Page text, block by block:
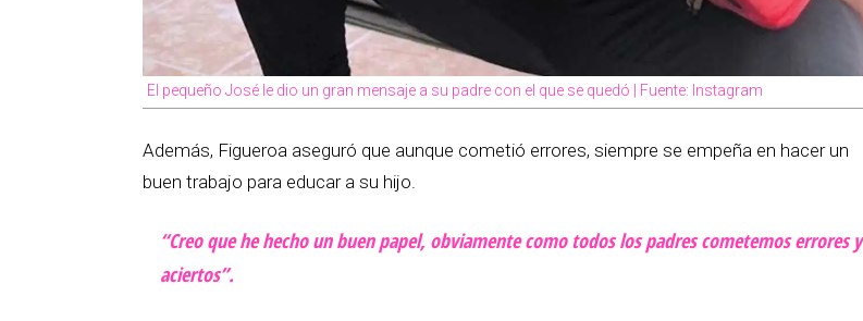
El pequeño José le dio un gran mensaje a su padre con el que se quedó | Fuente: Instagram
Además, Figueroa aseguró que aunque cometió errores, siempre se empeña en hacer un
buen trabajo para educar a su hijo.
“Creo que he hecho un buen papel, obviamente como todos los padres cometemos errores y
aciertos”.